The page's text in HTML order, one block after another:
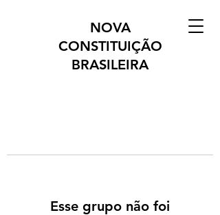
NOVA
CONSTITUIÇÃO
BRASILEIRA
Esse grupo não foi